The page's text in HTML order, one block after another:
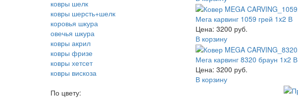
ковры шелк
ковры шерсть+шелк
коровья шкура
овечья шкура
ковры акрил
ковры фризе
ковры хетсет
ковры вискоза
По цвету:
Мега карвинг 1059 грей 1x2 В
Цена: 3200 руб.
В корзину
Мега карвинг 8320 браун 1x2 В
Цена: 3200 руб.
В корзину